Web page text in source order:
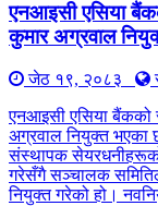
एनआइसी एसिया
कुमार अग्रवाल
जेठ १९, २०८३
एनआइसी एसिया बैंकको
अग्रवाल नियुक्त भएका
संस्थापक सेयरधनीहरूको
गरेसँगै सञ्चालक समितिले
नियुक्त गरेको हो।